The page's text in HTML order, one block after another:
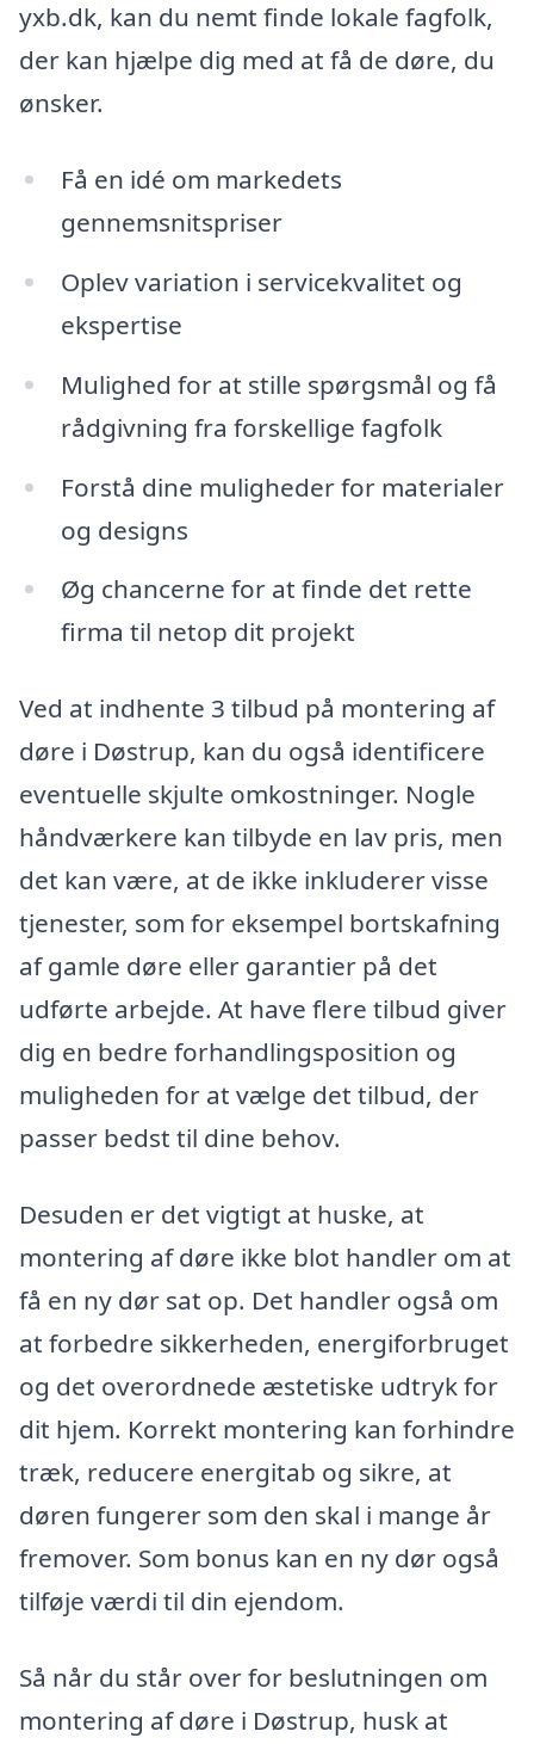
yxb.dk, kan du nemt finde lokale fagfolk,
der kan hjælpe dig med at få de døre, du
ønsker.
Få en idé om markedets
gennemsnitspriser
Oplev variation i servicekvalitet og
ekspertise
Mulighed for at stille spørgsmål og få
rådgivning fra forskellige fagfolk
Forstå dine muligheder for materialer
og designs
Øg chancerne for at finde det rette
firma til netop dit projekt
Ved at indhente 3 tilbud på montering af
døre i Døstrup, kan du også identificere
eventuelle skjulte omkostninger. Nogle
håndværkere kan tilbyde en lav pris, men
det kan være, at de ikke inkluderer visse
tjenester, som for eksempel bortskafning
af gamle døre eller garantier på det
udførte arbejde. At have flere tilbud giver
dig en bedre forhandlingsposition og
muligheden for at vælge det tilbud, der
passer bedst til dine behov.
Desuden er det vigtigt at huske, at
montering af døre ikke blot handler om at
få en ny dør sat op. Det handler også om
at forbedre sikkerheden, energiforbruget
og det overordnede æstetiske udtryk for
dit hjem. Korrekt montering kan forhindre
træk, reducere energitab og sikre, at
døren fungerer som den skal i mange år
fremover. Som bonus kan en ny dør også
tilføje værdi til din ejendom.
Så når du står over for beslutningen om
montering af døre i Døstrup, husk at